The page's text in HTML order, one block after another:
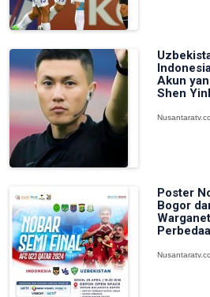
Akun
Shen
Poster
Bogor